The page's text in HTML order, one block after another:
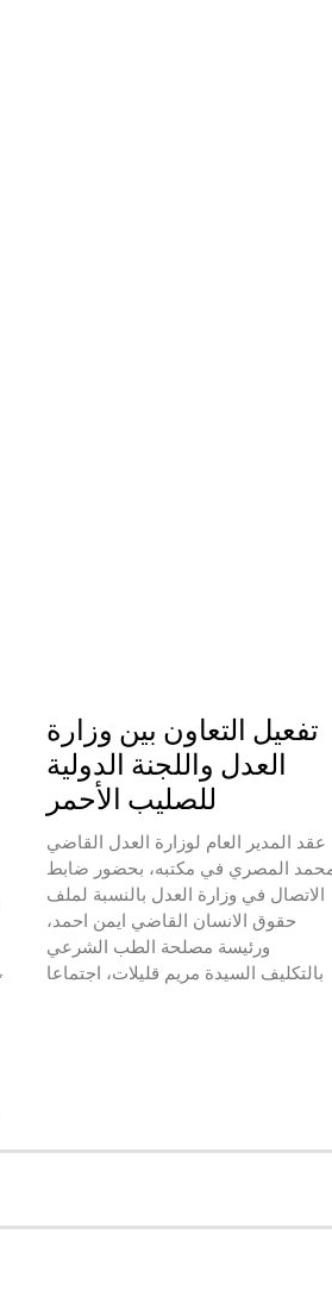
تفعيل التعاون بين وزارة
العدل واللجنة الدولية
للصليب الأحمر
عقد المدير العام لوزارة العدل القاضي
المصري في مكتبه، بحضور ضابط
الاتصال في وزارة العدل بالنسبة لملف
حقوق الانسان القاضي ايمن احمد،
ورئيسة مصلحة الطب الشرعي
بالتكليف السيدة مريم قليلات، اجتماعا